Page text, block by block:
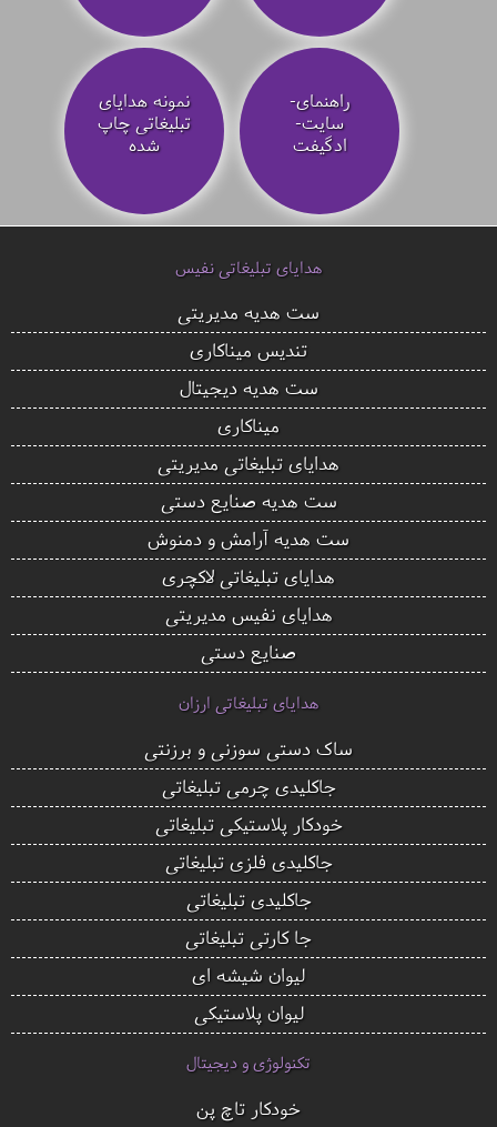
راهنمای-
سایت-
ادگیفت
نمونه هدایای
تبلیغاتی چاپ
شده
هدایای تبلیغاتی نفیس
ست هدیه مدیریتی
تندیس میناکاری
ست هدیه دیجیتال
میناکاری
هدایای تبلیغاتی مدیریتی
ست هدیه صنایع دستی
ست هدیه آرامش و دمنوش
هدایای تبلیغاتی لاکچری
هدایای نفیس مدیریتی
صنایع دستی
هدایای تبلیغاتی ارزان
ساک دستی سوزنی و برزنتی
جاکلیدی چرمی تبلیغاتی
خودکار پلاستیکی تبلیغاتی
جاکلیدی فلزی تبلیغاتی
جاکلیدی تبلیغاتی
جا کارتی تبلیغاتی
لیوان شیشه ای
لیوان پلاستیکی
تکنولوژی و دیجیتال
خودکار تاچ پن